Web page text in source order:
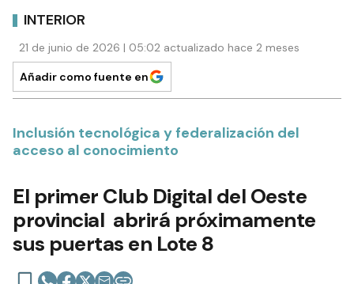
INTERIOR
21 de junio de 2026 | 05:02 actualizado hace 2 meses
Añadir como fuente en
Inclusión tecnológica y federalización del
acceso al conocimiento
El primer Club Digital del Oeste
provincial abrirá próximamente
sus puertas en Lote 8